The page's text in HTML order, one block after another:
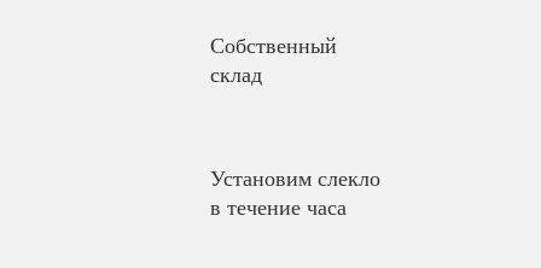
Собственный
склад
Установим слекло
в течение часа